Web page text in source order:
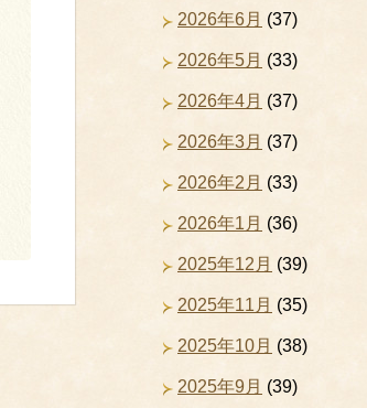
2026年6月 (37)
2026年5月 (33)
2026年4月 (37)
2026年3月 (37)
2026年2月 (33)
2026年1月 (36)
2025年12月 (39)
2025年11月 (35)
2025年10月 (38)
2025年9月 (39)